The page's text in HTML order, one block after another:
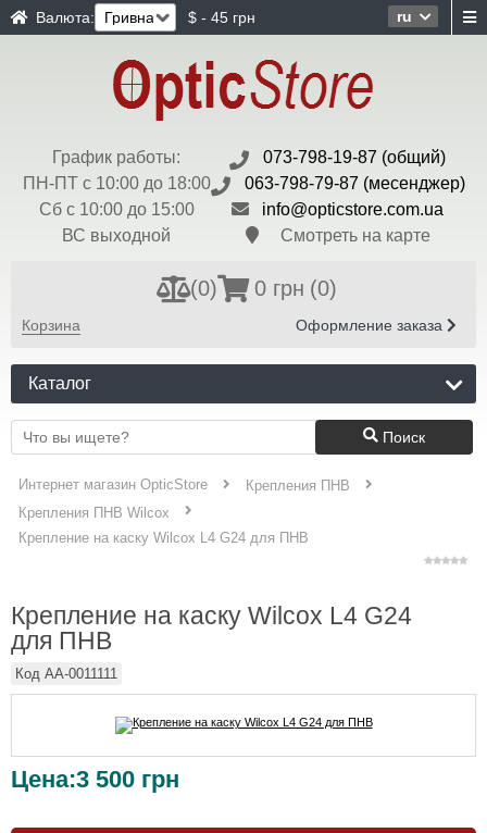
ru
Валюта: $ - 45 грн
График работы:
ПН-ПТ с 10:00 до 18:00
Сб с 10:00 до 15:00
ВС выходной
073-798-19-87 (общий)
063-798-79-87 (месенджер)
info@opticstore.com.ua
Смотреть на карте
(0) 0 грн (0)
Корзина Оформление заказа
Каталог
Поиск
Интернет магазин OpticStore
Крепления ПНВ
Крепления ПНВ Wilcox
Крепление на каску Wilcox L4 G24 для ПНВ
Крепление на каску Wilcox L4 G24
для ПНВ
Код AA-0011111
Цена:3 500 грн